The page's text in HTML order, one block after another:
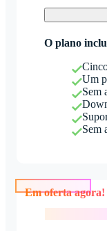
O plano
Um
Sem
Sem